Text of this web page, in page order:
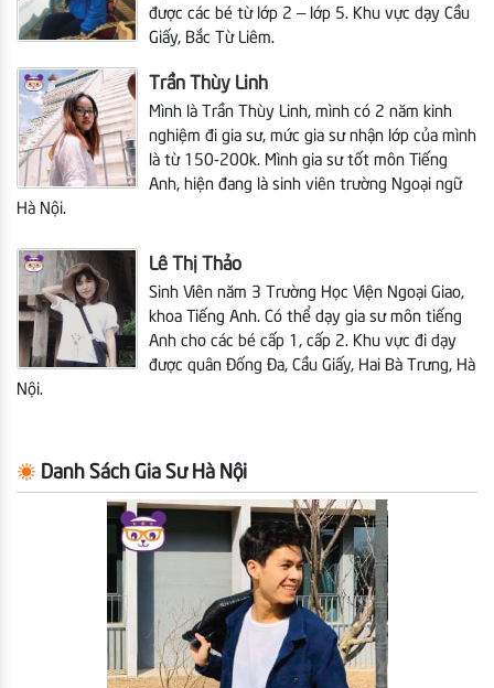
được các bé từ lớp 2 – lớp 5. Khu vực dạy Cầu
Giấy, Bắc Từ Liêm.
Trần Thùy Linh
Mình là Trần Thùy Linh, mình có 2 năm kinh
nghiệm đi gia sư, mức gia sư nhận lớp của mình
là từ 150-200k. Mình gia sư tốt môn Tiếng
Anh, hiện đang là sinh viên trường Ngoại ngữ
Hà Nội.
Lê Thị Thảo
Sinh Viên năm 3 Trường Học Viện Ngoại Giao,
khoa Tiếng Anh. Có thể dạy gia sư môn tiếng
Anh cho các bé cấp 1, cấp 2. Khu vực đi dạy
được quân Đống Đa, Cầu Giấy, Hai Bà Trưng, Hà
Nội.
Danh Sách Gia Sư Hà Nội